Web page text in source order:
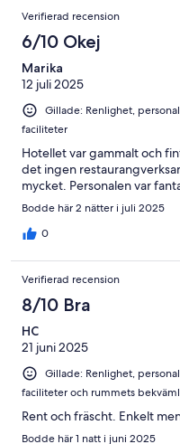
Verifierad recension
6/10 Okej
Marika
12 juli 2025
Gillade: Renlighet,
faciliteter
Hotellet var gammalt och
det ingen
mycket. Personalen var
Bodde här 2 nätter i juli 2025
0
Verifierad recension
8/10 Bra
HC
21 juni 2025
Gillade: Renlighet,
faciliteter och rummets
Rent och fräscht. Enkelt
Bodde här 1 natt i juni 2025